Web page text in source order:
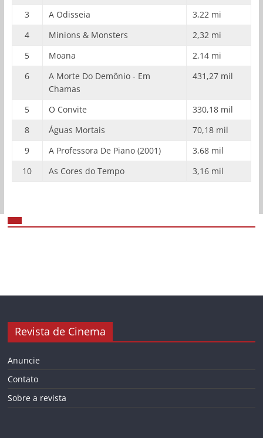
3
A Odisseia
3,22 mi
4
Minions & Monsters
2,32 mi
5
Moana
2,14 mi
6
A Morte Do Demônio - Em
Chamas
431,27 mil
5 O Convite
330,18 mil
8
Águas Mortais
70,18 mil
9
A Professora De Piano (2001)
3,68 mil
10
As Cores do Tempo 3,16 mil
Revista de Cinema
Anuncie
Contato
Sobre a revista